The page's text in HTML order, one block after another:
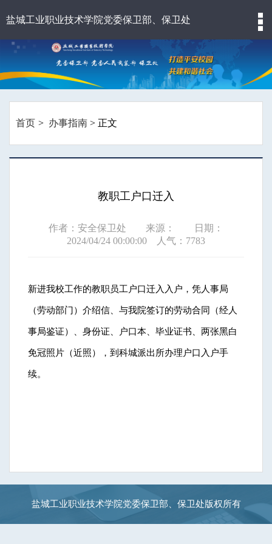
盐城工业职业技术学院党委保卫部、保卫处
首页 办事指南 > 正文
教职工户口迁入
作者：安全保卫处 来源： 日期：
2024/04/24 00:00:00 人气： 7783
新进我校工作的教职员工户口迁入入户，凭人事局
（劳动部门）介绍信、与我院签订的劳动合同（经人
事局鉴证）、身份证、户口本、毕业证书、两张黑白
免冠照片（近照），到科城派出所办理户口入户手
续。
盐城工业职业技术学院党委保卫部、保卫处版权所有